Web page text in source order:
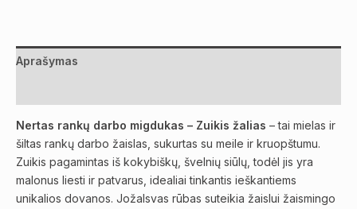
Aprašymas
Nertas rankų darbo migdukas – Zuikis žalias – tai mielas ir
šiltas rankų darbo žaislas, sukurtas su meile ir kruopštumu.
Zuikis pagamintas iš kokybiškų, švelnių siūlų, todėl jis yra
malonus liesti ir patvarus, idealiai tinkantis ieškantiems
unikalios dovanos. Jožalsvas rūbas suteikia žaislui žaismingo